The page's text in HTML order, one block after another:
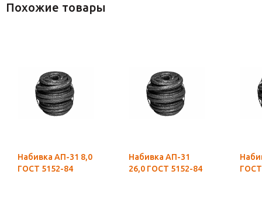
Похожие товары
Набивка АП-31 8,0
ГОСТ 5152-84
Набивка АП-31
26,0 ГОСТ 5152-84
Набивка
ГОСТ